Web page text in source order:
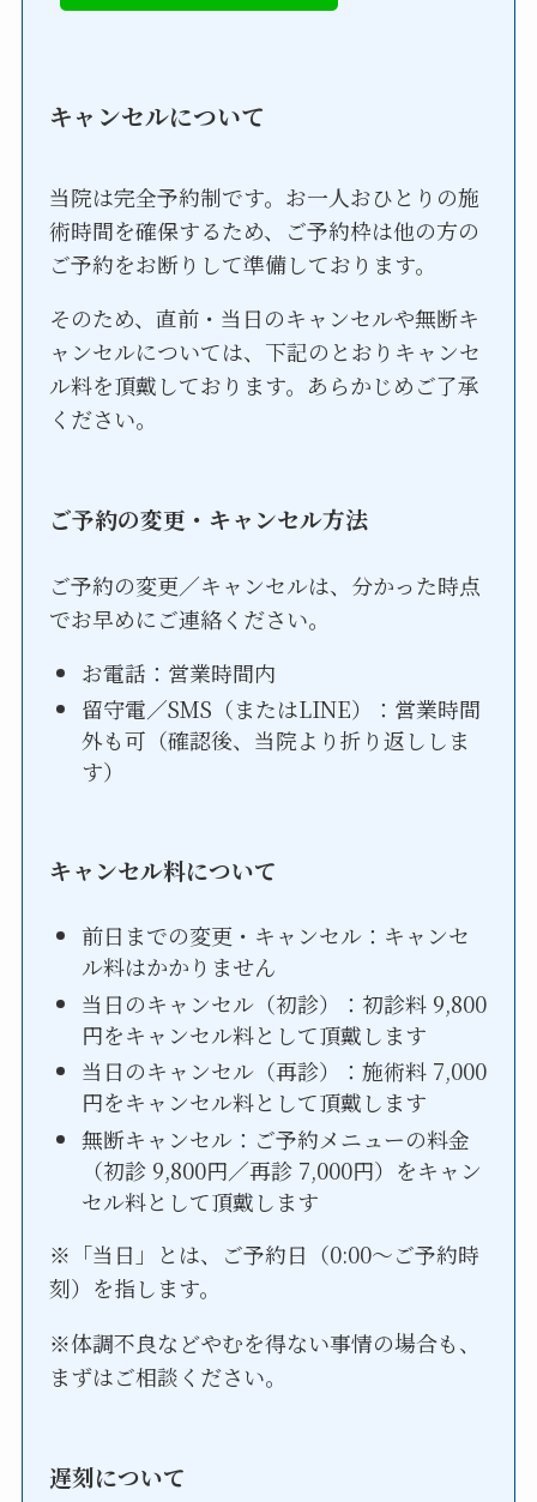
キャンセルについて
当院は完全予約制です。お一人おひとりの施
術時間を確保するため、ご予約枠は他の方の
ご予約をお断りして準備しております。
そのため、直前・当日のキャンセルや無断キ
ャンセルについては、下記のとおりキャンセ
ル料を頂戴しております。あらかじめご了承
ください。
ご予約の変更・キャンセル方法
ご予約の変更／キャンセルは、分かった時点
でお早めにご連絡ください。
お電話：営業時間内
留守電／SMS（またはLINE）：営業時間
外も可（確認後、当院より折り返ししま
す）
キャンセル料について
前日までの変更・キャンセル：キャンセ
ル料はかかりません
当日のキャンセル（初診）：初診料 9,800
円をキャンセル料として頂戴します
当日のキャンセル（再診）：施術料 7,000
円をキャンセル料として頂戴します
無断キャンセル：ご予約メニューの料金
（初診 9,800円／再診 7,000円）をキャン
セル料として頂戴します
※「当日」とは、ご予約日（0:00〜ご予約時
刻）を指します。
※体調不良などやむを得ない事情の場合も、
まずはご相談ください。
遅刻について